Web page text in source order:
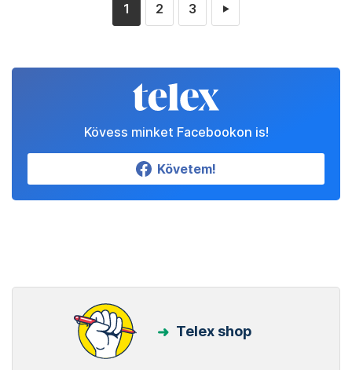
1 2 3 ►
Kövess minket Facebookon is!
Követem!
Telex shop